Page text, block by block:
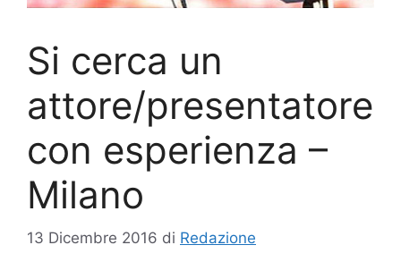
Si cerca un
attore/presentatore
con esperienza –
Milano
13 Dicembre 2016 di Redazione